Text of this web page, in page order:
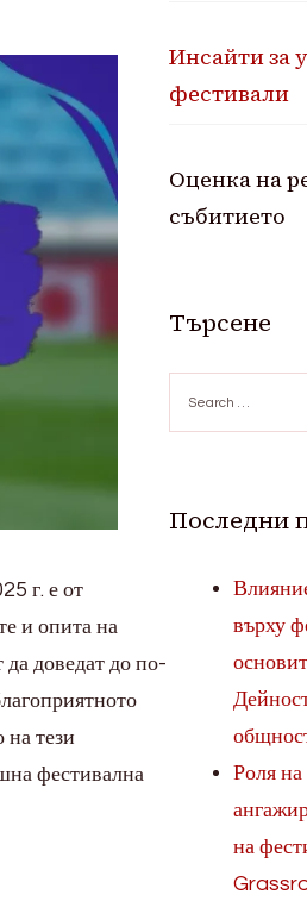
г. е от
и опита на
доведат до по-
на тези
фестивална
Инсайти за
фестивали
Оценка на
събитието
Търсене
for:
Последни
върху
Роля на
на